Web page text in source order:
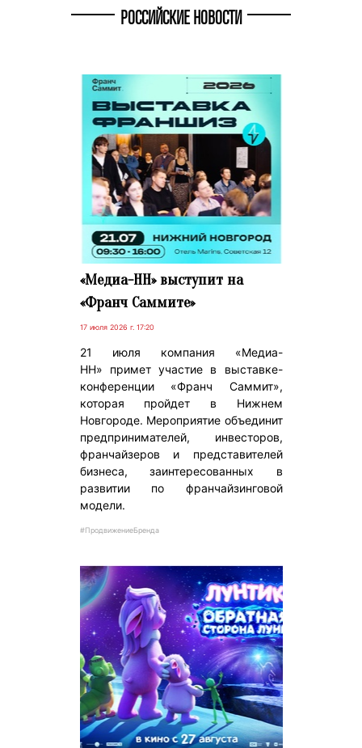
РОССИЙСКИЕ НОВОСТИ
«Медиа-НН» выступит на
«Франч Саммите»
17 июля 2026 г. 17:20
21 июля компания «Медиа-
НН» примет участие в выставке-
конференции «Франч Саммит»,
которая пройдет в Нижнем
Новгороде. Мероприятие объединит
предпринимателей, инвесторов,
франчайзеров и представителей
бизнеса, заинтересованных в
развитии по франчайзинговой
модели.
#ПродвижениеБренда